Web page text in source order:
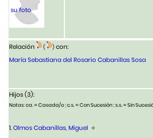
su foto
Relación ( ) con:
María Sebastiana del Rosario Cabanillas Sosa
Hijos (3):
Notas: ca. = Casada/o ; c.s. = Con Sucesión ; s.s. = Sin
1.Olmos Cabanillas, Miguel